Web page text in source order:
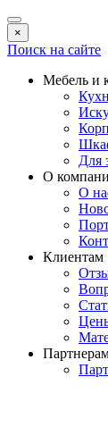
×
Поиск на сайте
Мебель и
Для
О
О
Клиентам